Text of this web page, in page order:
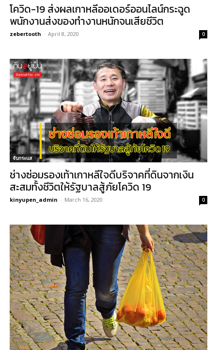
โควิด-19 ส่งผลเกาหลีออเดอร์ออนไลน์กระฉูด
พนักงานส่งของทำงานหนักจนเสียชีวิต
zebertooth - April 8, 2020 0
จับกระแส
ช่างซ่อมรองเท้าเกาหลีใจดีบริจาคที่ดินจากเงิน
สะสมทั้งชีวิตให้รัฐบาลสู้ภัยโควิด 19
kinyupen_admin - March 16, 2020 0